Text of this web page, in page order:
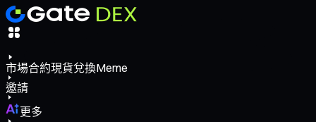
市場合約現貨兌換Meme
邀請
更多